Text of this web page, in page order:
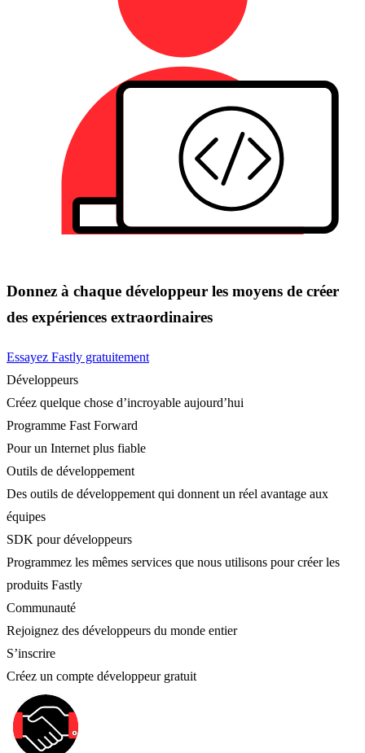
Donnez à chaque développeur les moyens de créer
des expériences extraordinaires
Essayez Fastly gratuitement
Développeurs
Créez quelque chose d’incroyable aujourd’hui
Programme Fast Forward
Pour un Internet plus fiable
Outils de développement
Des outils de développement qui donnent un réel avantage aux
équipes
SDK pour développeurs
Programmez les mêmes services que nous utilisons pour créer les
produits Fastly
Communauté
Rejoignez des développeurs du monde entier
S’inscrire
Créez un compte développeur gratuit